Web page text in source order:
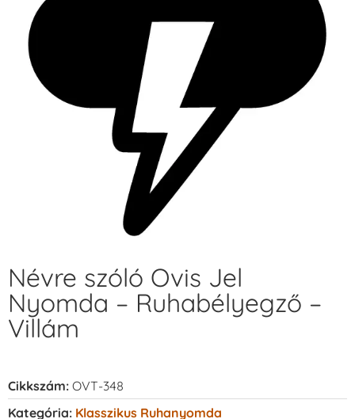
Névre szóló Ovis Jel
Nyomda – Ruhabélyegző –
Villám
Cikkszám: OVT-348
Kategória: Klasszikus Ruhanyomda